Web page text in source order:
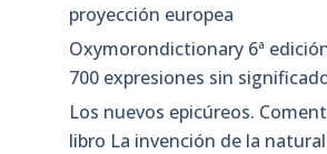
proyección europea
Oxymorondictionary 6ª
700 expresiones sin
Los nuevos epicúreos.
libro La invención de la